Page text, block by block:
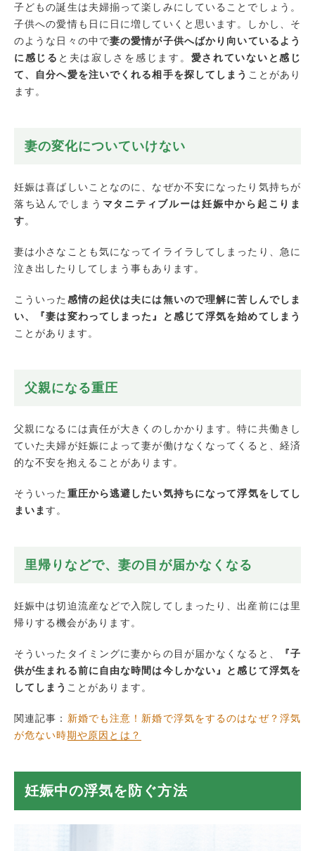
子どもの誕生は夫婦揃って楽しみにしていることでしょう。
子供への愛情も日に日に増していくと思います。しかし、そ
のような日々の中で妻の愛情が子供へばかり向いているよう
に感じる と夫は寂しさを感じます。 愛されていないと感じ
て、自分へ愛を注いでくれる相手を探してしまう ことがあり
ます。
妻の変化についていけない
妊娠は喜ばしいことなのに、なぜか不安になったり気持ちが
落ち込んでしまう マタニティブルーは妊娠中から起こりま
す。
妻は小さなことも気になってイライラしてしまったり、急に
泣き出したりしてしまう事もあります。
こういった 感情の起伏は夫には無いので理解に苦しんでしま
い、『妻は変わってしまった』と感じて浮気を始めてしまう
ことがあります。
父親になる重圧
父親になるには責任が大きくのしかかります。特に共働きし
ていた夫婦が妊娠によって妻が働けなくなってくると、経済
的な不安を抱えることがあります。
そういった 重圧から逃避したい気持ちになって浮気をしてし
まいます。
里帰りなどで、妻の目が届かなくなる
妊娠中は切迫流産などで入院してしまったり、出産前には里
帰りする機会があります。
そういったタイミングに妻からの目が届かなくなると、
『子
供が生まれる前に自由な時間は今しかない』と感じて浮気を
してしまう ことがあります。
関連記事： 新婚でも注意！新婚で浮気をするのはなぜ？浮気
が危ない時期や原因とは？
妊娠中の浮気を防ぐ方法